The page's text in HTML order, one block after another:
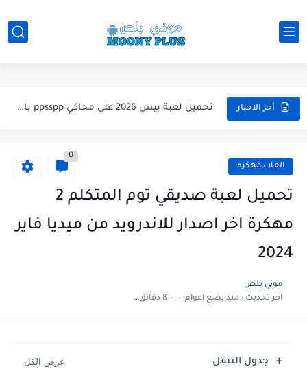
أخر الاخبار تحميل لعبة بيس 2026 على محاكي ppsspp بالتعليق العربي للاندرويد...
تحميل لعبة Total Football مهكرة 2025 اخر اصدار للأندرويد لعبة... العاب مهكره
0
تحميل لعبة صديقي توم المتكلم 2
مهكرة اخر اصدار للاندرويد من ميديا فاير
2024
موني بلص
اخر تحديث :منذ بضع اعوام 8 دقائق للقراءة
جدول التنقل